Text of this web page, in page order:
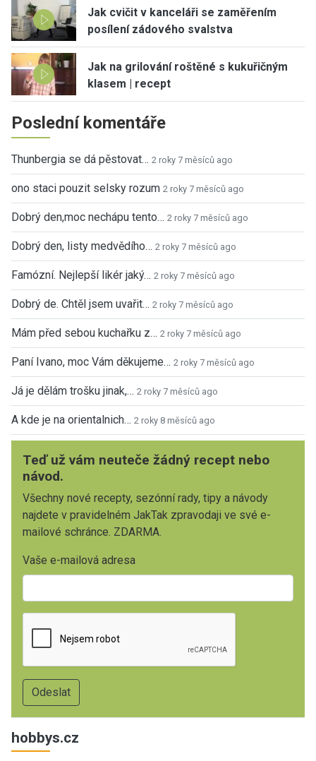
Jak cvičit v kanceláři se zaměřením
posílení zádového svalstva
Jak na grilování roštěné s kukuřičným
klasem | recept
Poslední komentáře
Thunbergia se dá pěstovat… 2 roky 7 měsíců ago
ono staci pouzit selsky rozum 2 roky 7 měsíců ago
Dobrý den,moc nechápu tento… 2 roky 7 měsíců ago
Dobrý den, listy medvědího… 2 roky 7 měsíců ago
Famózní. Nejlepší likér jaký… 2 roky 7 měsíců ago
Dobrý de. Chtěl jsem uvařit… 2 roky 7 měsíců ago
Mám před sebou kuchařku z… 2 roky 7 měsíců ago
Paní Ivano, moc Vám děkujeme… 2 roky 7 měsíců ago
Já je dělám trošku jinak,… 2 roky 7 měsíců ago
A kde je na orientalnich… 2 roky 8 měsíců ago
Teď už vám neuteče žádný recept nebo
návod.
Všechny nové recepty, sezónní rady, tipy a návody
najdete v pravidelném JakTak zpravodaji ve své e-
mailové schránce. ZDARMA.
Vaše e-mailová adresa
hobbys.cz